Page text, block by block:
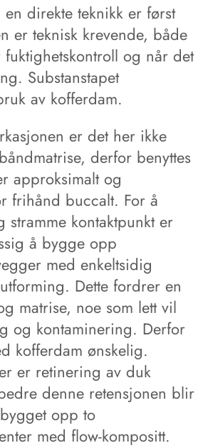
en direkte teknikk er først
er teknisk krevende, både
og når det
Substanstapet
av kofferdam.
er det her ikke
derfor benyttes
approksimalt og
frihånd buccalt. For å
kontaktpunkt er
å bygge opp
med enkeltsidig
Dette fordrer en
matrise, noe som lett vil
og kontaminering. Derfor
kofferdam ønskelig.
er retinering av duk
denne retensjonen blir
opp to
med flow-kompositt.